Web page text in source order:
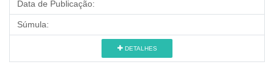
Data de Publicação:
Súmula:
DETALHES